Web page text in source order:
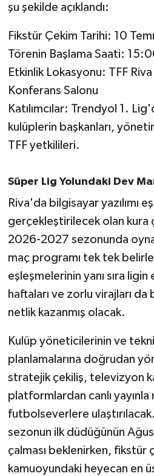
şu şekilde açıklandı:
Fikstür Çekim Tarihi: 10
Törenin Başlama Saati:
Etkinlik Lokasyonu: TFF
Konferans Salonu
Katılımcılar: Trendyol 1.
kulüplerin başkanları,
TFF yetkilileri.
Süper Lig Yolundaki Dev
Riva'da bilgisayar yazılımı
gerçekleştirilecek olan kura
2026-2027 sezonunda
maç programı tek tek
eşleşmelerinin yanı sıra
haftaları ve zorlu virajları
netlik kazanmış olacak.
Kulüp yöneticilerinin ve
planlamalarına doğrudan
stratejik çekiliş, televizyon
platformlardan canlı yayınla
futbolseverlere
sezonun ilk düdüğünün
çalması beklenirken, fikstür
kamuoyundaki heyecan en
Susurluk
TARİHTE BUGÜN
Trend
TÜRKİYE
VİZYONDAKİLER
YAŞAM